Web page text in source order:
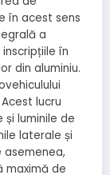
în acest sens
a
în
din aluminiu.
lucru
luminile de
laterale și
asemenea,
maximă de